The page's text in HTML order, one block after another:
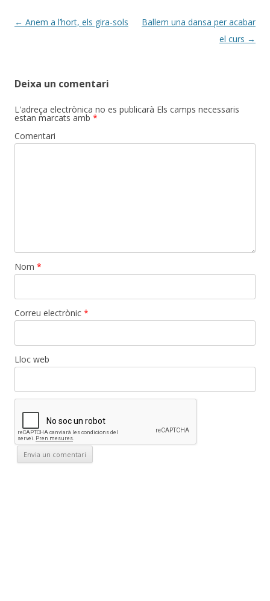
Post
← Anem a l’hort, els gira-sols
Ballem una dansa per acabar
el curs →
Deixa un comentari
L'adreça electrònica no es publicarà Els camps necessaris
estan marcats amb *
Comentari
Nom *
Correu electrònic *
Lloc web